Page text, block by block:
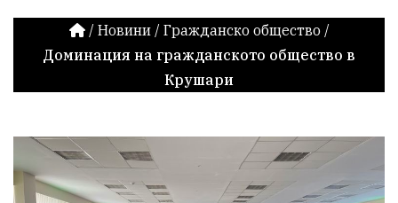
/ Новини / Гражданско общество /
Доминация на гражданското общество в
Крушари